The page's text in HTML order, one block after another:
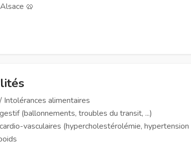
🥨
Intolérances alimentaires
(ballonnements, troubles du transit, ...)
vasculaires (hypercholestérolémie,